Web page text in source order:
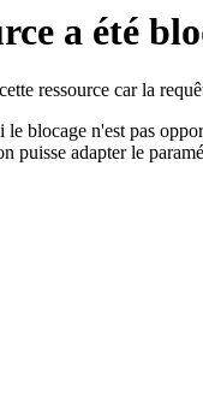
a été
ressource car la
blocage n'est pas
puisse adapter le